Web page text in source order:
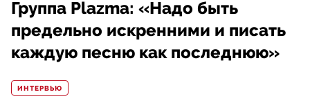
Группа Plazma: «Надо быть
предельно искренними и писать
каждую песню как последнюю»
ИНТЕРВЬЮ